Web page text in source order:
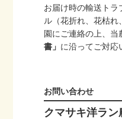
お届け時の輸送トラ
ル（花折れ、花枯れ
園にご連絡の上、当
書」 に沿ってご対応
お問い合わせ
クマサキ洋ラン